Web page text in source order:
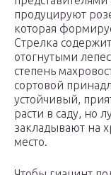
продуцируют
которая
Стрелка
отогнутыми
степень
сортовой
устойчивый,
расти в саду, но
закладывают на
место.